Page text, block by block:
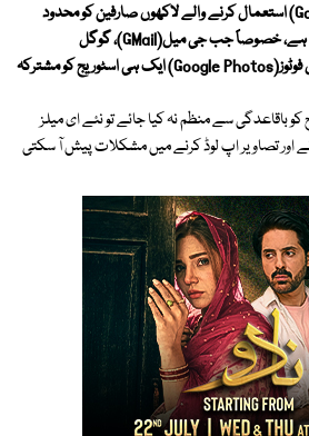
گوگل اکاؤنٹ(Google Account) استعمال کرنے والے لاکھوں صارفین کو محدود
اسٹوریج کے مسئلے کا سامنا رہتا ہے، خصوصاً جب جی میل(GMail)، گوگل
ڈرائیو(Google Drive) اور گوگل فوٹوز(Google Photos) ایک ہی اسٹوریج کو مشترکہ
کو باقاعدگی سے منظم نہ کیا جائے تو نئے ای میلز
اور تصاویر اپ لوڈ کرنے میں مشکلات پیش آ سکتی